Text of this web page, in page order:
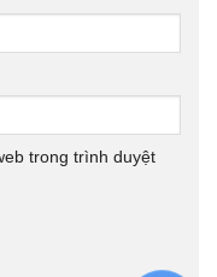
trong trình duyệt